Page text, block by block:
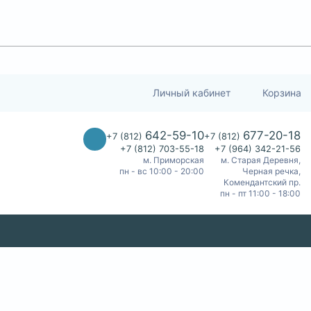
Личный кабинет Корзина
+7 (812) 642-59-10
+7 (812) 703-55-18
м. Приморская
пн - вс 10:00 - 20:00
+7 (812) 677-20-18
+7 (964) 342-21-56
м. Старая Деревня,
Черная речка,
Комендантский пр.
пн - пт 11:00 - 18:00